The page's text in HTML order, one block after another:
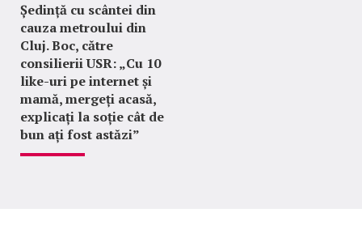
Ședință cu scântei din
cauza metroului din
Cluj. Boc, către
consilierii USR: „Cu 10
like-uri pe internet și
mamă, mergeți acasă,
explicați la soție cât de
bun ați fost astăzi”